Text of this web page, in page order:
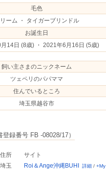
毛色
ーム ・ タイガーブリンドル
お誕生日
14日 (8歳) ・ 2021年6月16日 (5歳)
飼い主さまのニックネーム
ツェペリのパパママ
住んでいるところ
埼玉県越谷市
録番号 FB -08028/17）
住所
サイト
埼玉 Roi＆Ange沖縄BUHI 詳細/ +My